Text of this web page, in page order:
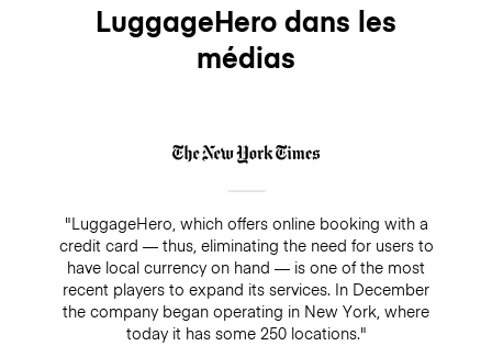
LuggageHero dans les
médias
"LuggageHero, which offers online booking with a
credit card — thus, eliminating the need for users to
have local currency on hand — is one of the most
recent players to expand its services. In December
the company began operating in New York, where
today it has some 250 locations."